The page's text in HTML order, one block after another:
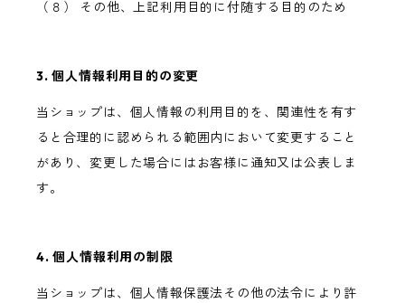
（８） その他、上記利用目的に付随する目的のため
3. 個人情報利用目的の変更
当ショップは、個人情報の利用目的を、関連性を有す
ると合理的に認められる範囲内において変更すること
があり、変更した場合にはお客様に通知又は公表しま
す。
4. 個人情報利用の制限
当ショップは、個人情報保護法その他の法令により許